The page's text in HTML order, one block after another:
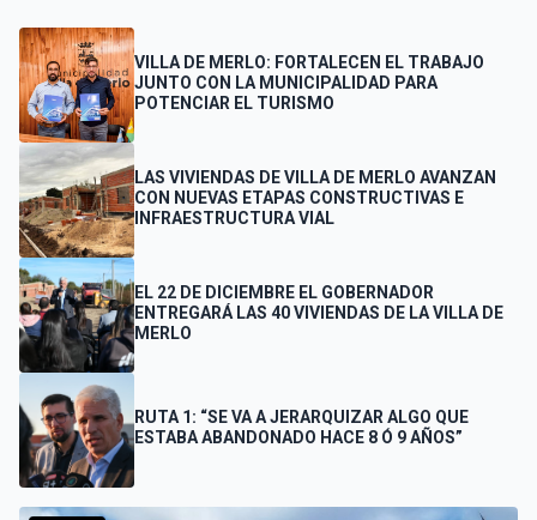
VILLA DE MERLO: FORTALECEN EL TRABAJO
JUNTO CON LA MUNICIPALIDAD PARA
POTENCIAR EL TURISMO
LAS VIVIENDAS DE VILLA DE MERLO AVANZAN
CON NUEVAS ETAPAS CONSTRUCTIVAS E
INFRAESTRUCTURA VIAL
EL 22 DE DICIEMBRE EL GOBERNADOR
ENTREGARÁ LAS 40 VIVIENDAS DE LA VILLA DE
MERLO
RUTA 1: “SE VA A JERARQUIZAR ALGO QUE
ESTABA ABANDONADO HACE 8 Ó 9 AÑOS”